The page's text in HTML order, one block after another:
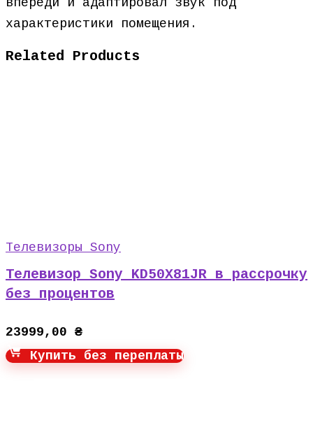
впереди и адаптировал звук под
характеристики помещения.
Related Products
Телевизоры Sony
Телевизор Sony KD50X81JR в рассрочку
без процентов
23999,00 ₴
Купить без переплаты